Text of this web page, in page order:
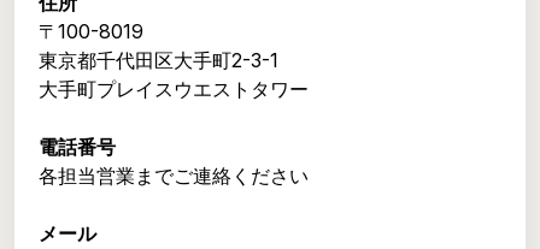
〒100-8019
東京都千代田区大手町2-3-1
大手町プレイスウエストタワー
電話番号
各担当営業までご連絡ください
メール